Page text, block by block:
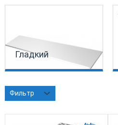
Гладкий
Фильтр